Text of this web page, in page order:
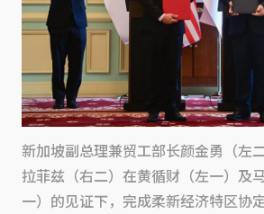
新加坡副总理兼贸工部长颜金勇（左
拉菲兹（右二）在黄循财（左一）及
一）的见证下，完成柔新经济特区协